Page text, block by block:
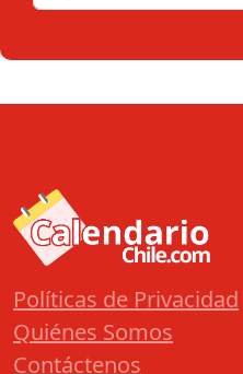
Políticas de Privacidad
Quiénes Somos
Contáctenos